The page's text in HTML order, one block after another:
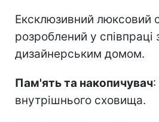
Ексклюзивний люксовий
розроблений у співпраці
дизайнерським домом.
Пам'ять та накопичувач
внутрішнього сховища.